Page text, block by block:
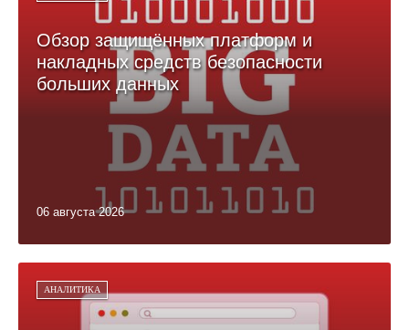
Обзор защищённых платформ и
накладных средств безопасности
больших данных
06 августа 2026
АНАЛИТИКА